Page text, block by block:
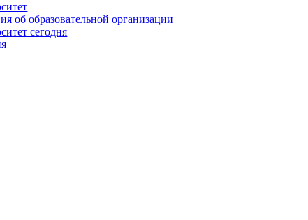
об образовательной организации
сегодня